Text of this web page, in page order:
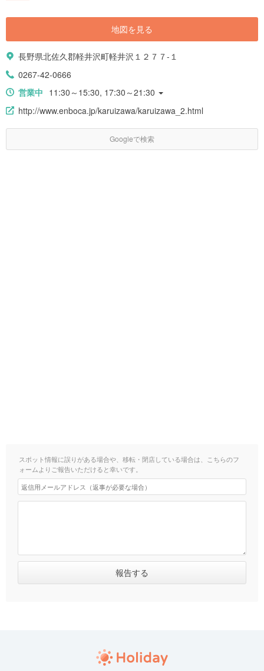
地図を見る
長野県北佐久郡軽井沢町軽井沢１２７７-１
0267-42-0666
営業中 11:30～15:30, 17:30～21:30
http://www.enboca.jp/karuizawa/karuizawa_2.html
Googleで検索
スポット情報に誤りがある場合や、移転・閉店している場合は、こちらのフ
ォームよりご報告いただけると幸いです。